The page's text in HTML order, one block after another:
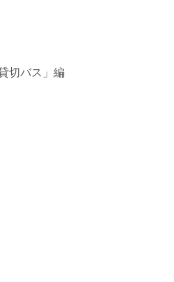
切バス」編